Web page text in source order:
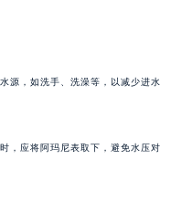
源，如洗手、洗澡等，以减少进水
，应将阿玛尼表取下，避免水压对